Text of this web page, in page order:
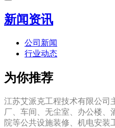
新闻资讯
公司新闻
行业动态
为你推荐
江苏艾派克工程技术有限公司
厂、车间、无尘室、办公楼、
院等公共设施装修、机电安装